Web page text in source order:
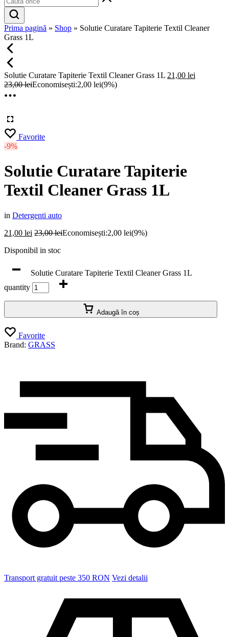
Prima pagină » Shop » Solutie Curatare Tapiterie Textil Cleaner
Grass 1L
Solutie Curatare Tapiterie Textil Cleaner Grass 1L 21,00 lei
23,00leiEconomisești:2,00 lei(9%)
Favorite
-9%
Solutie Curatare Tapiterie
Textil Cleaner Grass 1L
in Detergenti auto
21,00 lei 23,00leiEconomisești:2,00 lei(9%)
Disponibil in stoc
Solutie Curatare Tapiterie Textil Cleaner Grass 1L
quantity
Adaugă în coș
Favorite
Brand: GRASS
Transport gratuit peste 350 RON Vezi detalii